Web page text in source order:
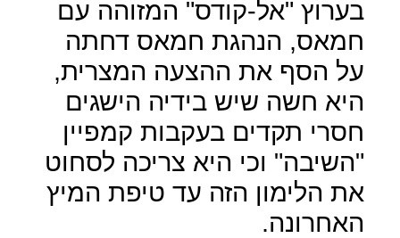
בערוץ "אל-קודס" המזוהה עם
חמאס, הנהגת חמאס דחתה
על הסף את ההצעה המצרית,
היא חשה שיש בידיה הישגים
חסרי תקדים בעקבות קמפיין
"השיבה" וכי היא צריכה לסחוט
את הלימון הזה עד טיפת המיץ
האחרונה.